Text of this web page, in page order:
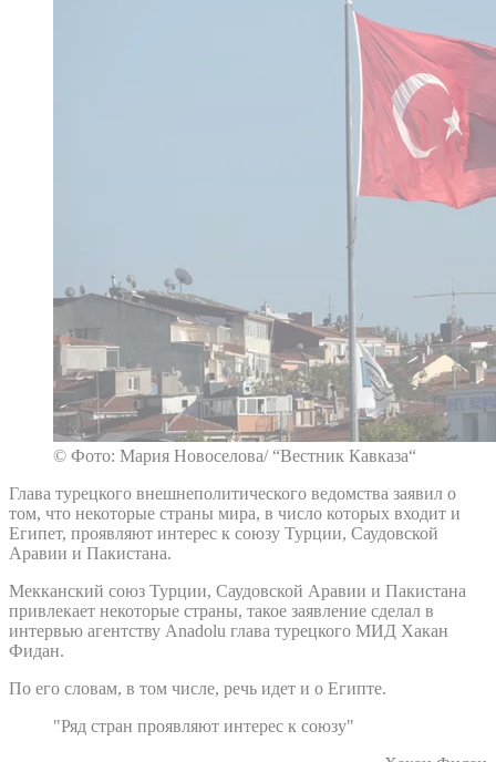
© Фото: Мария Новоселова/ “Вестник Кавказа“
Глава турецкого внешнеполитического ведомства заявил о
том, что некоторые страны мира, в число которых входит и
Египет, проявляют интерес к союзу Турции, Саудовской
Аравии и Пакистана.
Мекканский союз Турции, Саудовской Аравии и Пакистана
привлекает некоторые страны, такое заявление сделал в
интервью агентству Anadolu глава турецкого МИД Хакан
Фидан.
По его словам, в том числе, речь идет и о Египте.
"Ряд стран проявляют интерес к союзу"